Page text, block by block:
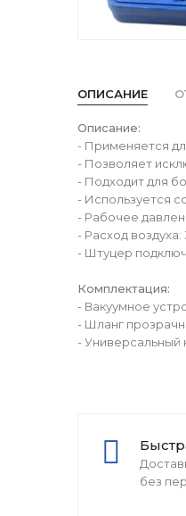
ОПИСАНИЕ
Описание:
- Применяется
- Позволяет
- Подходит для
- Используется
- Рабочее
- Расход
- Штуцер
Комплектация:
- Вакуумное
- Шланг
- Универсальный
без